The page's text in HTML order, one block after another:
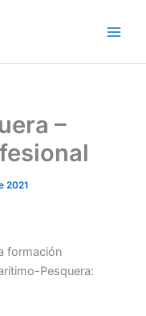
–
2021
formación
Pesquera: